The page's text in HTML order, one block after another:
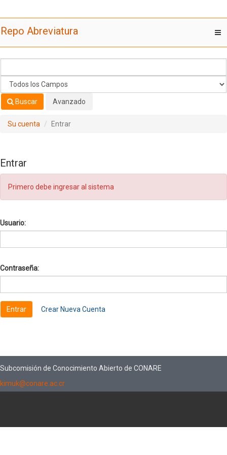
Repo Abreviatura
Buscar Avanzado
Su cuenta Entrar
Entrar
Primero debe ingresar al sistema
Usuario:
Contraseña:
Crear Nueva Cuenta
Subcomisión de Conocimiento Abierto de CONARE
kimuk@conare.ac.cr